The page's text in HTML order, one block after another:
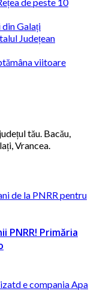
Galați
Județean
viitoare
tău. Bacău,
Vrancea.
PNRR! Primăria